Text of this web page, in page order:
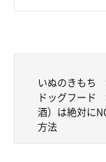
に考えて放置せず
愛犬がアルコール
可能性がある場合
動物病院に連絡して
いぬのきもち
ドッグフード
酒）は絶対に
方法